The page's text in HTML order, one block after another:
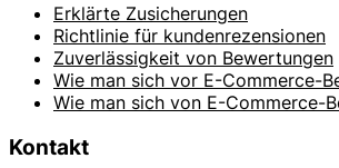
Erklärte Zusicherungen
Richtlinie für kundenrezensionen
Zuverlässigkeit von Bewertungen
Wie man sich vor E-Commerce-
Wie man sich von E-Commerce-
Kontakt